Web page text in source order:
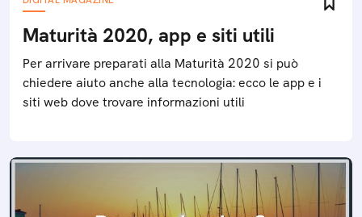
Maturità 2020, app e siti utili
Per arrivare preparati alla Maturità 2020 si può
chiedere aiuto anche alla tecnologia: ecco le app e i
siti web dove trovare informazioni utili